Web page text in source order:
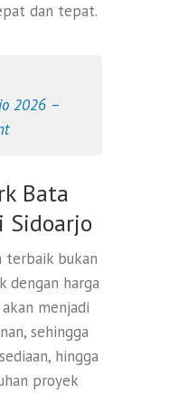
dan tepat.
2026 –
Bata
Sidoarjo
terbaik bukan
dengan harga
menjadi
sehingga
hingga
proyek